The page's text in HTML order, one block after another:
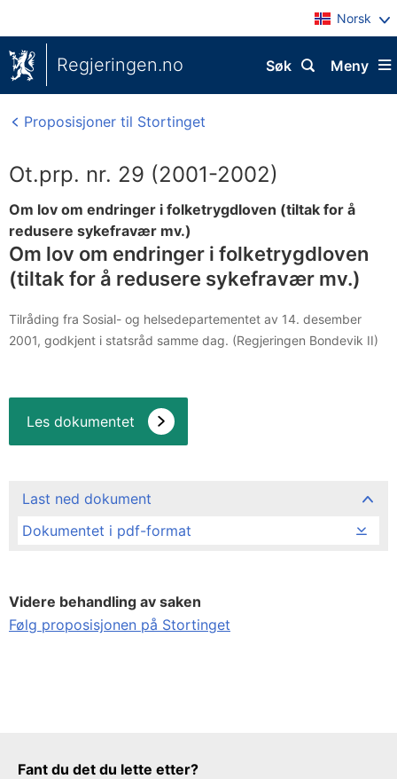
Norsk
Regjeringen.no Meny
Søk
Proposisjoner til Stortinget
Ot.prp. nr. 29 (2001-2002)
Om lov om endringer i folketrygdloven (tiltak for å
redusere sykefravær mv.)
Om lov om endringer i folketrygdloven
(tiltak for å redusere sykefravær mv.)
Tilråding fra Sosial- og helsedepartementet av 14. desember
2001, godkjent i statsråd samme dag. (Regjeringen Bondevik II)
Les dokumentet
Last ned dokument
Dokumentet i pdf-format
Videre behandling av saken
Følg proposisjonen på Stortinget
Tilbakemeldingsskjema
Fant du det du lette etter?